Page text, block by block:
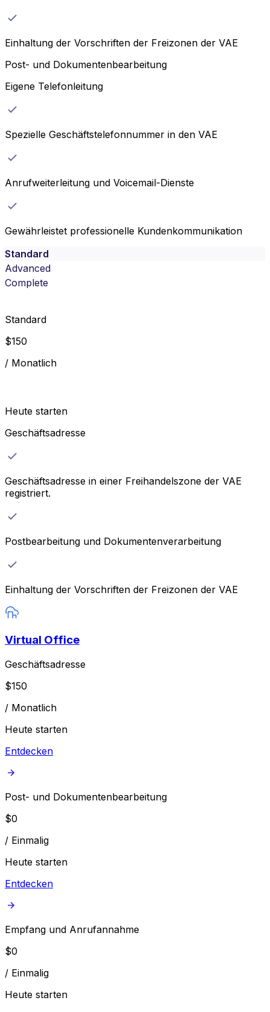
Einhaltung der Vorschriften der Freizonen der VAE
Post- und Dokumentenbearbeitung
Eigene Telefonleitung
Spezielle Geschäftstelefonnummer in den VAE
Anrufweiterleitung und Voicemail-Dienste
Gewährleistet professionelle Kundenkommunikation
Standard
Advanced
Complete
Standard
$150
/ Monatlich
Heute starten
Geschäftsadresse
Geschäftsadresse in einer Freihandelszone der VAE
registriert.
Postbearbeitung und Dokumentenverarbeitung
Einhaltung der Vorschriften der Freizonen der VAE
Virtual Office
Geschäftsadresse
$150
/ Monatlich
Heute starten
Entdecken
Post- und Dokumentenbearbeitung
$0
/ Einmalig
Heute starten
Entdecken
Empfang und Anrufannahme
$0
/ Einmalig
Heute starten